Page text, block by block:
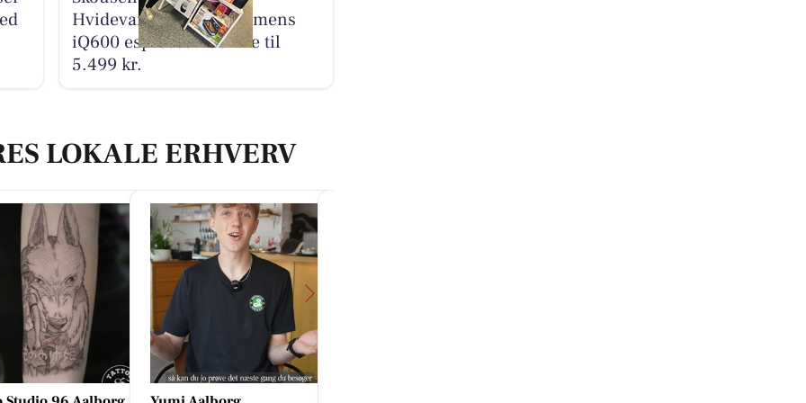
Hvidevarer tilbyder Siemens
iQ600 espressomaskine til
5.499 kr.
LOKALE ERHVERV